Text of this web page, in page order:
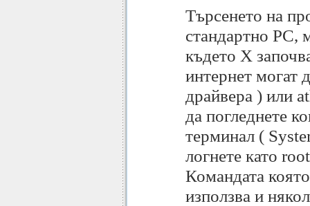
Търсенето на
стандартно PC,
където X
интернет могат
драйвера ) или
да погледнете
терминал (
логнете като
Командата
използва и